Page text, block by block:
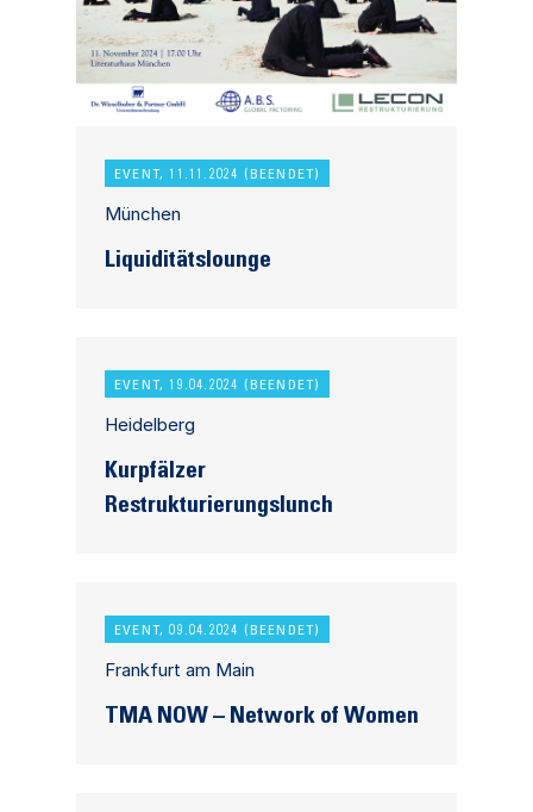
EVENT, 11.11.2024 (BEENDET)
München
Liquiditätslounge
EVENT, 19.04.2024 (BEENDET)
Heidelberg
Kurpfälzer
Restrukturierungslunch
EVENT, 09.04.2024 (BEENDET)
Frankfurt am Main
TMA NOW – Network of Women